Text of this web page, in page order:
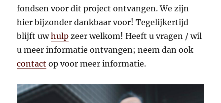
fondsen voor dit project ontvangen. We zijn
hier bijzonder dankbaar voor! Tegelijkertijd
blijft uwhulp zeer welkom! Heeft u vragen / wil
u meer informatie ontvangen; neem dan ook
contact op voor meer informatie.